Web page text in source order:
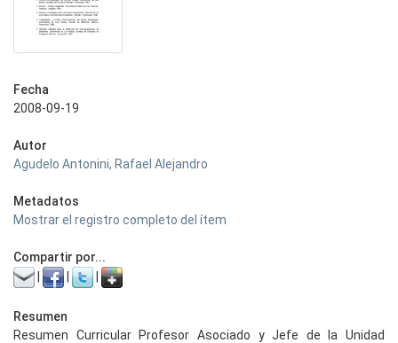
Fecha
2008-09-19
Autor
Agudelo Antonini, Rafael Alejandro
Metadatos
Mostrar el registro completo del ítem
Compartir por...
Resumen
Resumen Curricular Profesor Asociado y Jefe de la Unidad